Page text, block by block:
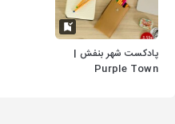
پادکست شهر بنفش |
Purple Town